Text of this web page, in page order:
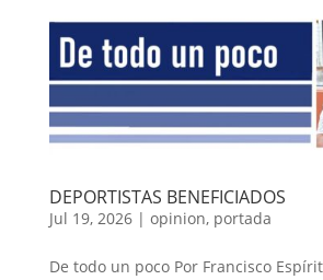
DEPORTISTAS BENEFICIADOS
Jul 19, 2026| opinion, portada
De todo un poco Por Francisco